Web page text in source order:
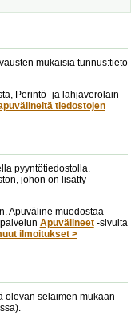
mukaisia tunnus:tieto-
Perintö- ja lahjaverolain
tiedostojen
pyyntötiedostolla.
johon on lisätty
Apuväline muodostaa
Apuvälineet-sivulta
ilmoitukset >
olevan selaimen mukaan